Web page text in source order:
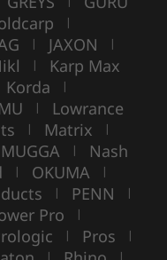
|
| JAXON |
| Karp Max
Korda |
| Lowrance
| Matrix |
MUGGA | Nash
| OKUMA |
| PENN |
Pro |
| Pros |
| |